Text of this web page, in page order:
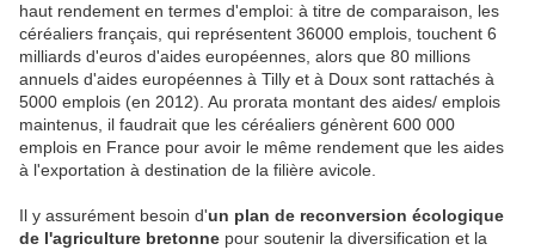
haut rendement en termes d'emploi: à titre de comparaison, les
céréaliers français, qui représentent 36000 emplois, touchent 6
milliards d'euros d'aides européennes, alors que 80 millions
annuels d'aides européennes à Tilly et à Doux sont rattachés à
5000 emplois (en 2012). Au prorata montant des aides/ emplois
maintenus, il faudrait que les céréaliers génèrent 600 000
emplois en France pour avoir le même rendement que les aides
à l'exportation à destination de la filière avicole.
Il y assurément besoin d'un plan de reconversion écologique
de l'agriculture bretonne pour soutenir la diversification et la